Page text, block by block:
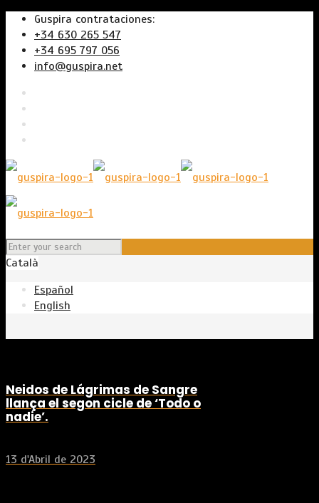
Guspira contrataciones:
+34 630 265 547
+34 695 797 056
info@guspira.net
Català
Español
English
Neidos de Lágrimas de Sangre
llança el segon cicle de ‘Todo o
nadie’.
13 d'Abril de 2023